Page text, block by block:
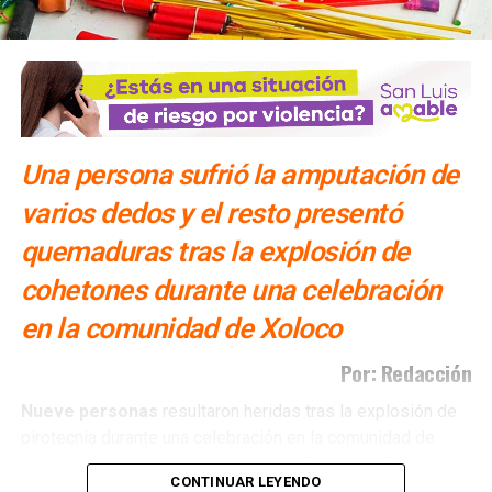
Una persona sufrió la amputación de
varios dedos y el resto presentó
quemaduras tras la explosión de
cohetones durante una celebración
en la comunidad de Xoloco
Por: Redacción
Nueve personas
resultaron heridas tras la explosión de
, en el municipio deAxtla de Terrazas. Todos los
CONTINUAR LEYENDO